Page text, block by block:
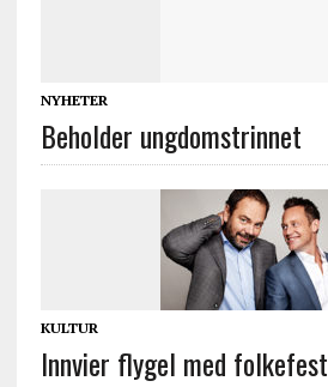
NYHETER
Beholder ungdomstrinnet
KULTUR
Innvier flygel med folkefest